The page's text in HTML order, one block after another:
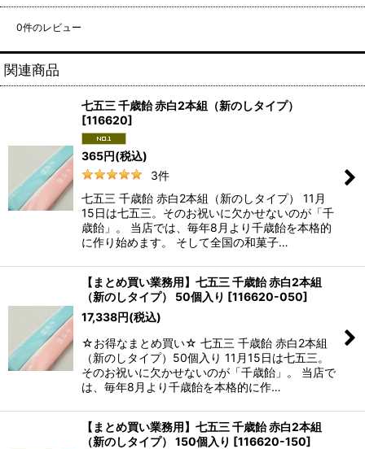
0件のレビュー
関連商品
七五三 千歳飴 赤白2本組（新のしタイプ）
[116620]
365円(税込)
3件
七五三 千歳飴 赤白2本組（新のしタイプ） 11月
15日は七五三。そのお祝いに欠かせないのが「千
歳飴」。 当店では、毎年8月より千歳飴を本格的
に作り始めます。 そして全国の和菓子…
【まとめ買い業務用】七五三 千歳飴 赤白2本組
（新のしタイプ） 50個入り [116620-050]
17,338円(税込)
☆お得なまとめ買い☆ 七五三 千歳飴 赤白2本組
（新のしタイプ）50個入り 11月15日は七五三。
そのお祝いに欠かせないのが「千歳飴」。 当店で
は、毎年8月より千歳飴を本格的に作…
【まとめ買い業務用】七五三 千歳飴 赤白2本組
（新のしタイプ） 150個入り [116620-150]